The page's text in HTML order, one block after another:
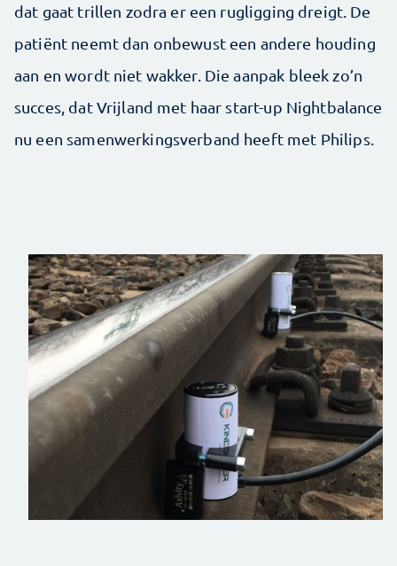
dat gaat trillen zodra er een rugligging dreigt. De
patiënt neemt dan onbewust een andere houding
aan en wordt niet wakker. Die aanpak bleek zo’n
succes, dat Vrijland met haar start-up Nightbalance
nu een samenwerkingsverband heeft met Philips.